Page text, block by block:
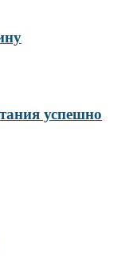
успешно